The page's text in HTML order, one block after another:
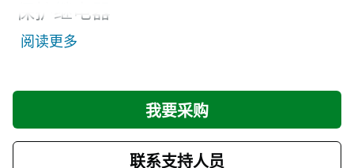
保护继电器